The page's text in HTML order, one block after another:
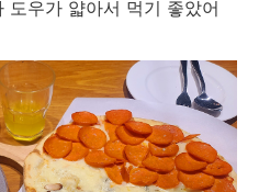
우가 얇아서 먹기 좋았어